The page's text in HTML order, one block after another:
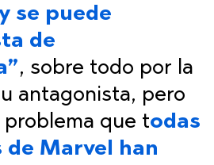
se puede
de
, sobre todo por la
antagonista, pero
que todas
de Marvel han